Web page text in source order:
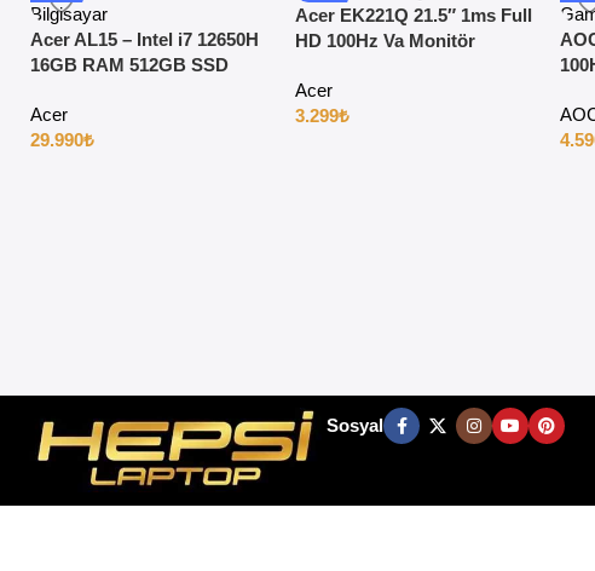
Acer AL15 – Intel i7 12650H
16GB RAM 512GB SSD
Acer
29.990₺
Acer EK221Q 21.5″ 1ms Full
HD 100Hz Va Monitör
Acer
3.299₺
Sosyal